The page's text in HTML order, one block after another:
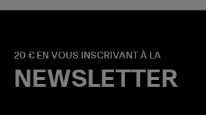
20 € EN VOUS INSCRIVANT À LA
NEWSLETTER